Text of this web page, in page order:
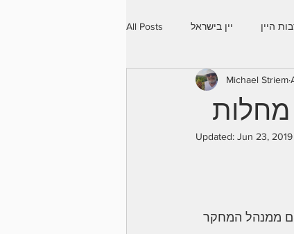
All Posts יין בישראל היין
מחלות
Michael Striem
Updated: Jun 23, 2019
ממנהל המחקר